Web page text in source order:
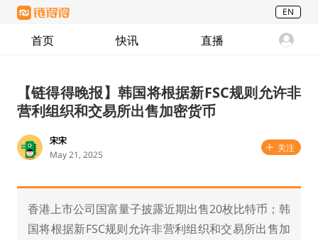
EN
首页 快讯 直播
【链得得晚报】韩国将根据新FSC规则允许非
营利组织和交易所出售加密货币
宋宋
May 21, 2025
关注
香港上市公司国富量子披露近期出售20枚比特币；韩
国将根据新FSC规则允许非营利组织和交易所出售加